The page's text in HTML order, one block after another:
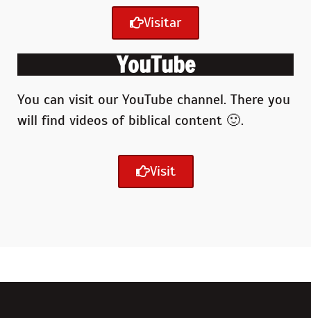
Visitar
YouTube
You can visit our YouTube channel. There you
will find videos of biblical content 🙂 .
Visit